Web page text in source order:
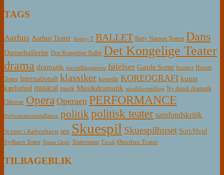
TAGS
Aarhus Aarhus Teater Aveny-T BALLET Betty Nansen Teatret Dans
Dansehallerne Den Kongelige Ballet Det Kongelige Teater
drama dramatik forestillingsmenu følelser Gamle Scene humor Husets
Teater Internationalt klassiker komedie KOREOGRAFI kunst
kærlighed musical musik Musikdramatik musikforestilling Ny dansk dramatik
Odense Opera Operaen PERFORMANCE
Performanceinstallation politik politisk teater samfundskritik
Scener i København sex Skuespil Skuespilhuset Sort/Hvid
Sydhavn Teater Teater Grob Teatermenu Tivoli Østerbro Teater
TILBAGEBLIK